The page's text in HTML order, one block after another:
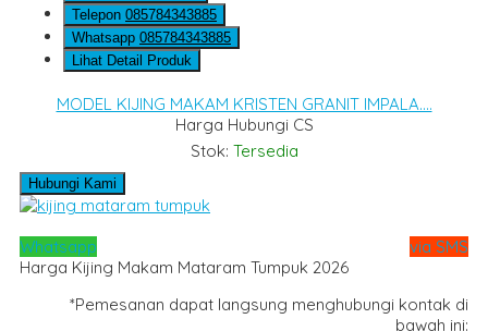
Telepon 085784343885
Whatsapp 085784343885
Lihat Detail Produk
MODEL KIJING MAKAM KRISTEN GRANIT IMPALA....
Harga Hubungi CS
Stok: Tersedia
Hubungi Kami
Whatsapp
via SMS
Harga Kijing Makam Mataram Tumpuk 2026
*Pemesanan dapat langsung menghubungi kontak di
bawah ini: